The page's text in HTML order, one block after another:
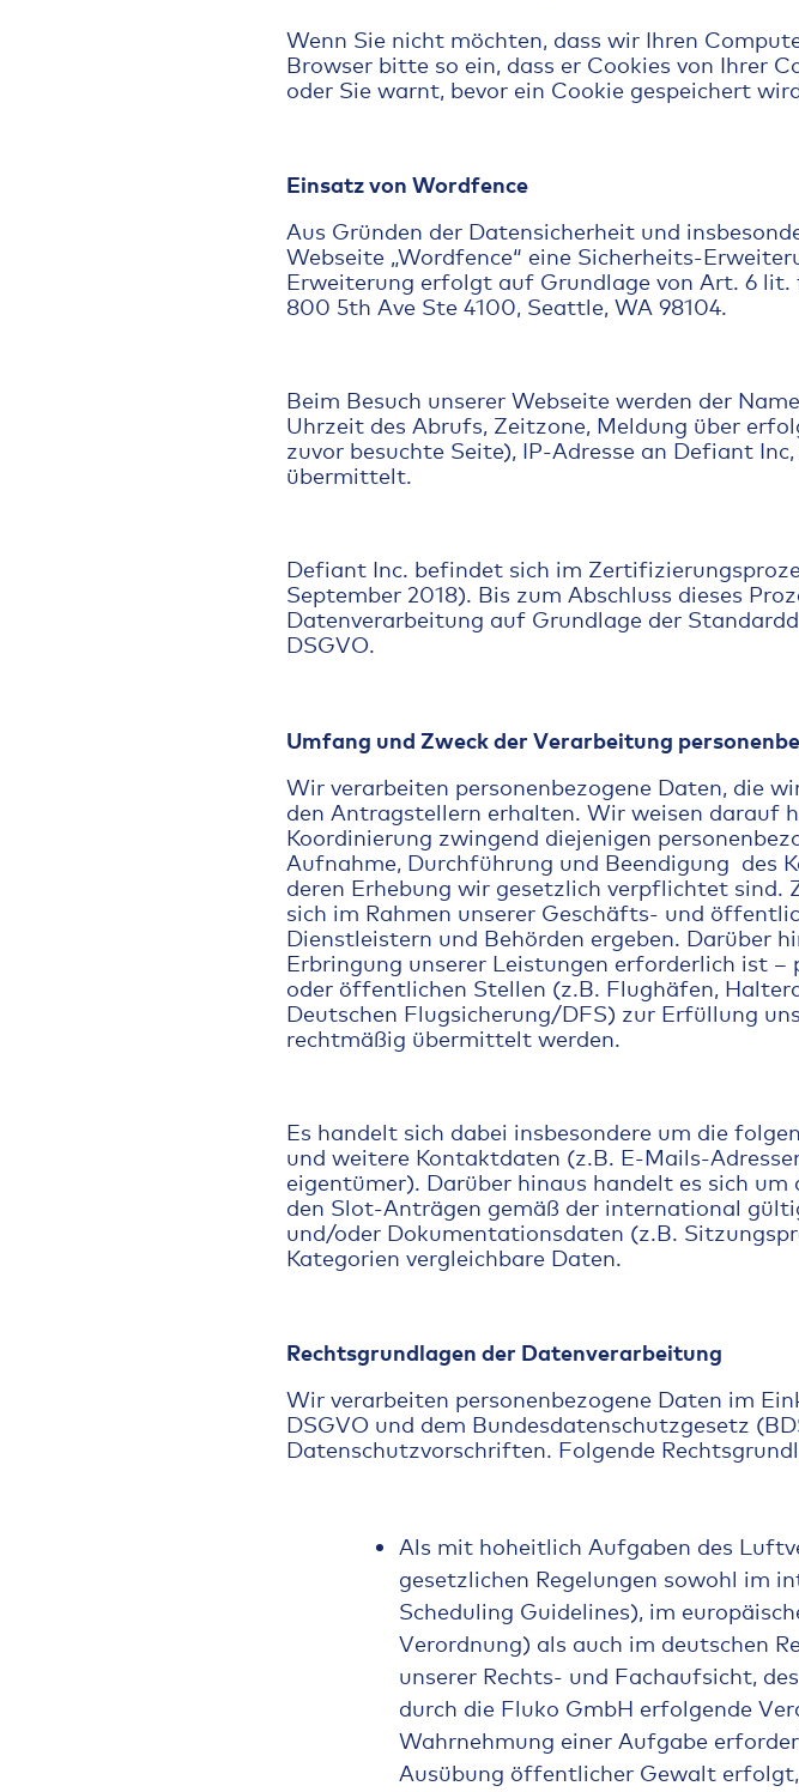
Wenn Sie nicht möchten, dass wir Ihren
Browser bitte so ein, dass er Cookies von Ihrer
oder Sie warnt, bevor ein Cookie gespeichert
Einsatz von Wordfence
Aus Gründen der Datensicherheit und
Webseite „Wordfence“ eine Sicherheits-
Erweiterung erfolgt auf Grundlage von Art. 6
800 5th Ave Ste 4100, Seattle, WA 98104.
Beim Besuch unserer Webseite werden der
Uhrzeit des Abrufs, Zeitzone, Meldung über
zuvor besuchte Seite), IP-Adresse an Defiant
übermittelt.
Defiant Inc. befindet sich im
September 2018). Bis zum Abschluss dieses
Datenverarbeitung auf Grundlage der
DSGVO.
Umfang und Zweck der Verarbeitung
Wir verarbeiten personenbezogene Daten, die
den Antragstellern erhalten. Wir weisen darauf
Koordinierung zwingend diejenigen
Aufnahme, Durchführung und Beendigung des
deren Erhebung wir gesetzlich verpflichtet sind.
sich im Rahmen unserer Geschäfts- und
Dienstleistern und Behörden ergeben. Darüber
Erbringung unserer Leistungen erforderlich ist
oder öffentlichen Stellen (z.B. Flughäfen,
Deutschen Flugsicherung/DFS) zur Erfüllung
rechtmäßig übermittelt werden.
Es handelt sich dabei insbesondere um die
und weitere Kontaktdaten (z.B. E-Mails-
eigentümer). Darüber hinaus handelt es sich
den Slot-Anträgen gemäß der international
und/oder Dokumentationsdaten (z.B.
Kategorien vergleichbare Daten.
Rechtsgrundlagen der Datenverarbeitung
Wir verarbeiten personenbezogene Daten im
DSGVO und dem Bundesdatenschutzgesetz
Datenschutzvorschriften. Folgende
Als mit hoheitlich Aufgaben des
gesetzlichen Regelungen sowohl im
Scheduling Guidelines), im
Verordnung) als auch im deutschen
unserer Rechts- und Fachaufsicht,
durch die Fluko GmbH erfolgende
Wahrnehmung einer Aufgabe
Ausübung öffentlicher Gewalt